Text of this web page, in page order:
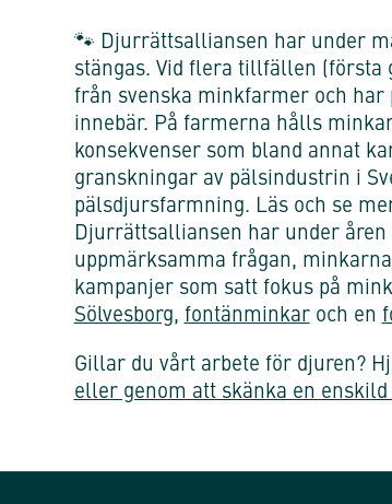
🐾 Djurrättsalliansen har under
stängas. Vid flera tillfällen (första
från svenska minkfarmer och
innebär. På farmerna hålls
konsekvenser som bland annat
granskningar av pälsindustrin i
pälsdjursfarmning. Läs och se
Djurrättsalliansen har under
uppmärksamma frågan,
kampanjer som satt fokus på
Sölvesborg, fontänminkaroch en
Gillar du vårt arbete för djuren?
eller genom att skänka en enskild